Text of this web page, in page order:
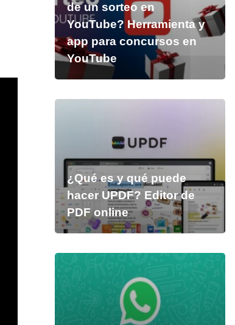
de un sorteo en
YouTube? Herramienta y
app para concursos en
YouTube
¿Qué es y qué puede
hacer UPDF? Editor de
PDF online